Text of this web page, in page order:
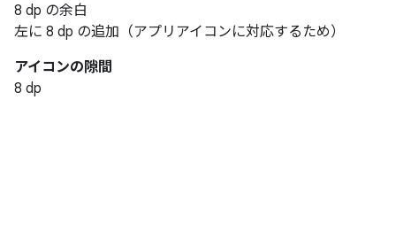
8 dp の余白
左に 8 dp の追加（アプリアイコンに対応するため）
アイコンの隙間
8 dp